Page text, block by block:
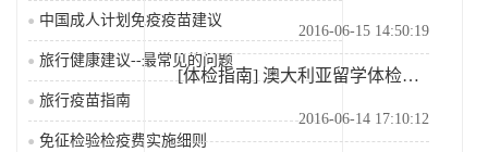
中国成人计划免疫疫苗建议
旅行健康建议--最常见的问题
旅行疫苗指南
免征检验检疫费实施细则
2016-06-15 14:50:19
[体检指南] 澳大利亚留学体检问题全知道
2016-06-14 17:10:12